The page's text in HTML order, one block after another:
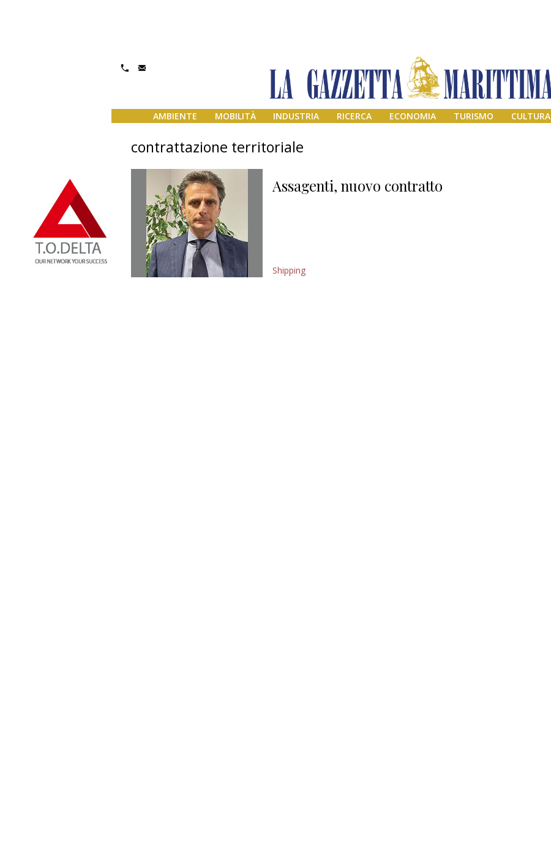
AMBIENTE MOBILITÀ INDUSTRIA RICERCA ECONOMIA TURISMO CULTURA
contrattazione territoriale
Assagenti, nuovo contratto
Shipping